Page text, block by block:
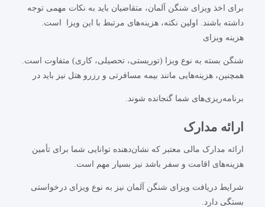
برای اخذ ویزای شنگن آلمان، متقاضیان باید به نکات مهمی توجه
داشته باشند. اولین نکته، هزینه‌های مرتبط با این ویزا است.
هزینه ویزای
شنگن بسته به نوع ویزا (توریستی، تحصیلی، کاری) متفاوت است.
همچنین، هزینه‌هایی مانند بیمه مسافرتی و رزرو هتل نیز باید در
برنامه‌ریزی‌های شما گنجانده شوند.
ارائه مدارک
ارائه مدارک مالی معتبر که نشان‌دهنده توانایی شما برای تأمین
هزینه‌های اقامت و سفر باشد نیز بسیار مهم است.
شرایط دریافت ویزای شنگن آلمان نیز به نوع ویزای درخواستی
بستگی دارد.